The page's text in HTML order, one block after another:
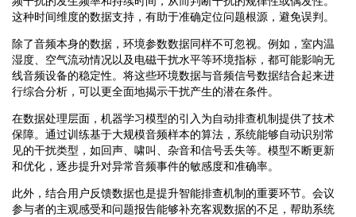
这种时间维度的数据支持，有助于准确定位问题根源，避免误判。
除了音频本身的数据，环境参数数据同样不可忽视。例如，室内温
湿度、空气流动情况以及电磁干扰水平等环境指标，都可能影响无
线音频设备的稳定性。将这些环境数据与音频信号数据结合起来进
行综合分析，可以更全面地揭示干扰产生的潜在条件。
在数据处理层面，机器学习模型的引入为自动排查机制提供了技术
保障。通过训练基于大规模音频样本的算法，系统能够自动识别常
见的干扰类型，如回声、啸叫、杂音和信号丢失等。模型不断更新
和优化，逐步提升对异常音频事件的敏感度和准确率。
此外，结合用户反馈数据也是提升智能排查机制的重要环节。会议
参与者的主观感受和问题报告能够补充客观数据的不足，帮助系统